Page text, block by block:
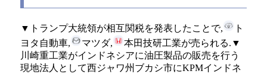
▼トランプ大統領が相互関税を発表したことで,
ト
ヨタ自動車,
マツダ,
本田技研工業が売られる.▼
川崎重工業がインドネシアに油圧製品の販売を行う
現地法人として西ジャワ州ブカシ市にKPMインドネ